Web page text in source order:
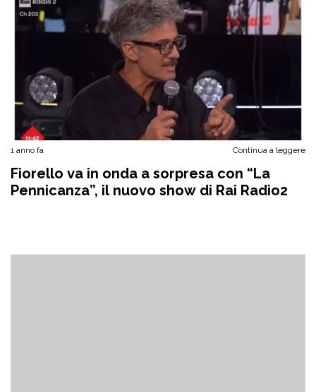
1 anno fa Continua a leggere
Fiorello va in onda a sorpresa con “La
Pennicanza”, il nuovo show di Rai Radio2